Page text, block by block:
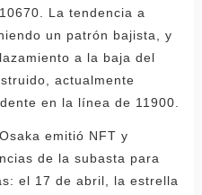
La tendencia a
un patrón bajista, y
a la baja del
actualmente
en la línea de 11900.
emitió NFT y
de la subasta para
el 17 de abril, la estrella